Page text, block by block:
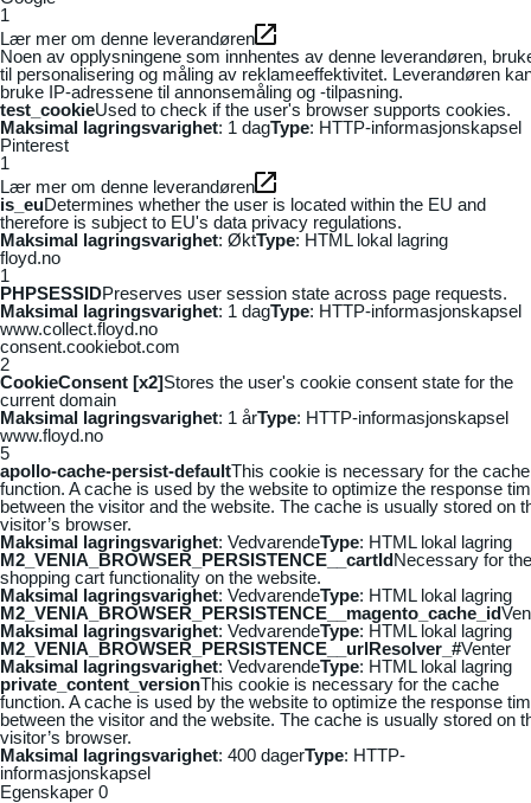
1
Lær mer om denne leverandøren
Noen av opplysningene som innhentes av denne leverandøren,
til personalisering og måling av reklameeffektivitet. Leverandøren
bruke IP-adressene til annonsemåling og -tilpasning.
test_cookieUsed to check if the user's browser supports cookies.
Maksimal lagringsvarighet: 1 dagType: HTTP-informasjonskapsel
Pinterest
1
Lær mer om denne leverandøren
is_euDetermines whether the user is located within the EU and
therefore is subject to EU's data privacy regulations.
Maksimal lagringsvarighet: ØktType: HTML lokal lagring
floyd.no
1
PHPSESSIDPreserves user session state across page requests.
Maksimal lagringsvarighet: 1 dagType: HTTP-informasjonskapsel
www.collect.floyd.no
consent.cookiebot.com
2
CookieConsent [x2]Stores the user's cookie consent state for the
current domain
Maksimal lagringsvarighet: 1 årType: HTTP-informasjonskapsel
www.floyd.no
5
apollo-cache-persist-defaultThis cookie is necessary for the cache
function. A cache is used by the website to optimize the response
between the visitor and the website. The cache is usually stored on
visitor’s browser.
Maksimal lagringsvarighet: VedvarendeType: HTML lokal lagring
M2_VENIA_BROWSER_PERSISTENCE__cartIdNecessary for the
shopping cart functionality on the website.
Maksimal lagringsvarighet: VedvarendeType: HTML lokal lagring
M2_VENIA_BROWSER_PERSISTENCE__magento_cache_id
Maksimal lagringsvarighet: VedvarendeType: HTML lokal lagring
M2_VENIA_BROWSER_PERSISTENCE__urlResolver_#Venter
Maksimal lagringsvarighet: VedvarendeType: HTML lokal lagring
private_content_versionThis cookie is necessary for the cache
function. A cache is used by the website to optimize the response
between the visitor and the website. The cache is usually stored on
visitor’s browser.
Maksimal lagringsvarighet: 400 dagerType: HTTP-
informasjonskapsel
Egenskaper 0